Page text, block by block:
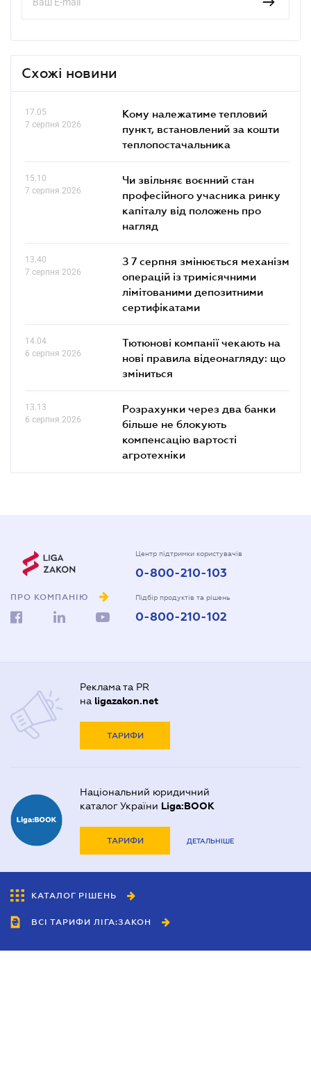
Схожі новини
17.05
7 серпня 2026
Кому належатиме тепловий
пункт, встановлений за кошти
теплопостачальника
15.10
7 серпня 2026
Чи звільняє воєнний стан
професійного учасника ринку
капіталу від положень про
нагляд
13.40
7 серпня 2026
З 7 серпня змінюється механізм
операцій із тримісячними
лімітованими депозитними
сертифікатами
14.04
6 серпня 2026
Тютюнові компанії чекають на
нові правила відеонагляду: що
зміниться
13.13
6 серпня 2026
Розрахунки через два банки
більше не блокують
компенсацію вартості
агротехніки
ПРО КОМПАНІЮ
Центр підтримки користувачів
0-800-210-103
Підбір продуктів та рішень
0-800-210-102
Реклама та PR
на ligazakon.net
ТАРИФИ
Національний юридичний
каталог України Liga:BOOK
ТАРИФИ ДЕТАЛЬНІШЕ
КАТАЛОГ РІШЕНЬ
ВСІ ТАРИФИ ЛІГА:ЗАКОН